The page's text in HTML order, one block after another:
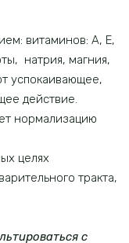
витаминов: A, E,
натрия, магния,
успокаивающее,
действие.
нормализацию
целях
тракта,
с